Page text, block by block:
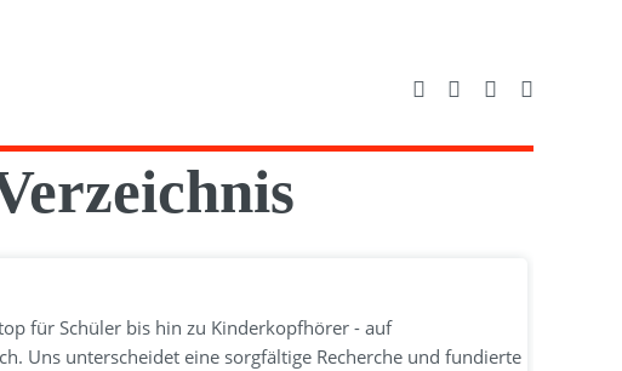
für Schüler bis hin zu Kinderkopfhörer - auf
Uns unterscheidet eine sorgfältige Recherche und fundierte